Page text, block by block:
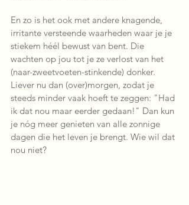
En zo is het ook met andere knagende,
irritante versteende waarheden waar je je
stiekem héél bewust van bent. Die
wachten op jou tot je ze verlost van het
(naar-zweetvoeten-stinkende) donker.
Liever nu dan (over)morgen, zodat je
steeds minder vaak hoeft te zeggen: "Had
ik dat nou maar eerder gedaan!" Dan kun
je nóg meer genieten van alle zonnige
dagen die het leven je brengt. Wie wil dat
nou niet?